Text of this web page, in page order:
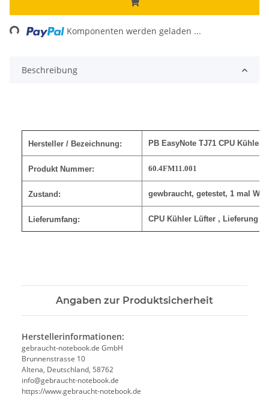
Komponenten werden geladen ...
Beschreibung
Hersteller / Bezeichnung: PB EasyNote TJ71 CPU Kühler
Produkt Nummer: 60.4FM11.001
Zustand: gewbraucht, getestet, 1 mal
Lieferumfang: CPU Kühler Lüfter , Lieferung
Angaben zur Produktsicherheit
Herstellerinformationen:
gebraucht-notebook.de GmbH
Brunnenstrasse 10
Altena, Deutschland, 58762
info@gebraucht-notebook.de
https://www.gebraucht-notebook.de